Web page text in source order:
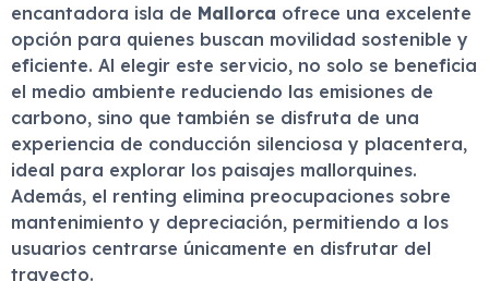
encantadora isla de Mallorca ofrece una excelente
opción para quienes buscan movilidad sostenible y
eficiente. Al elegir este servicio, no solo se beneficia
el medio ambiente reduciendo las emisiones de
carbono, sino que también se disfruta de una
experiencia de conducción silenciosa y placentera,
ideal para explorar los paisajes mallorquines.
Además, el renting elimina preocupaciones sobre
mantenimiento y depreciación, permitiendo a los
usuarios centrarse únicamente en disfrutar del
trayecto.